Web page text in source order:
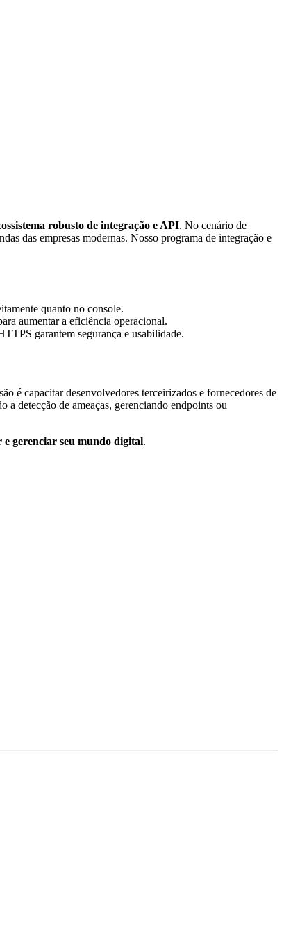
robusto de integração e API. No cenário de
das empresas modernas. Nosso programa de integração e
quanto no console.
aumentar a eficiência operacional.
garantem segurança e usabilidade.
é capacitar desenvolvedores terceirizados e fornecedores de
detecção de ameaças, gerenciando endpoints ou
gerenciar seu mundo digital.